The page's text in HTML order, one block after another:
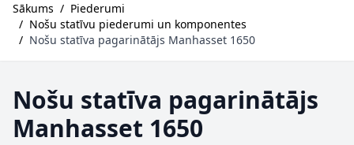
Sākums / Piederumi
/ Nošu statīvu piederumi un komponentes
/ Nošu statīva pagarinātājs Manhasset 1650
Nošu statīva pagarinātājs
Manhasset 1650